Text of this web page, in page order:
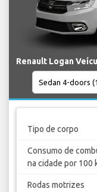
Renault Logan
Tipo de corpo
Consumo de
na cidade por 100
Rodas motrizes